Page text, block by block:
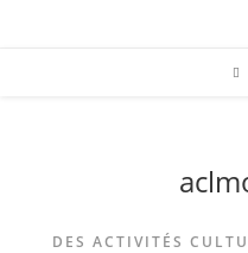
DES ACTIVITÉS